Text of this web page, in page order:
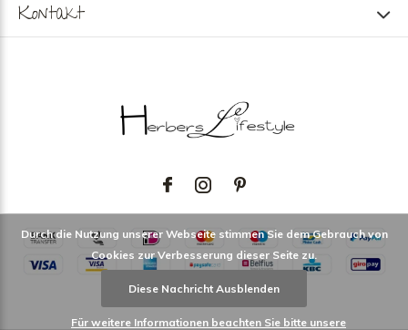
Kontakt
Durch die Nutzung unserer Webseite stimmen Sie dem Gebrauch von
Cookies zur Verbesserung dieser Seite zu.
Diese Nachricht Ausblenden
Für weitere Informationen beachten Sie bitte unsere